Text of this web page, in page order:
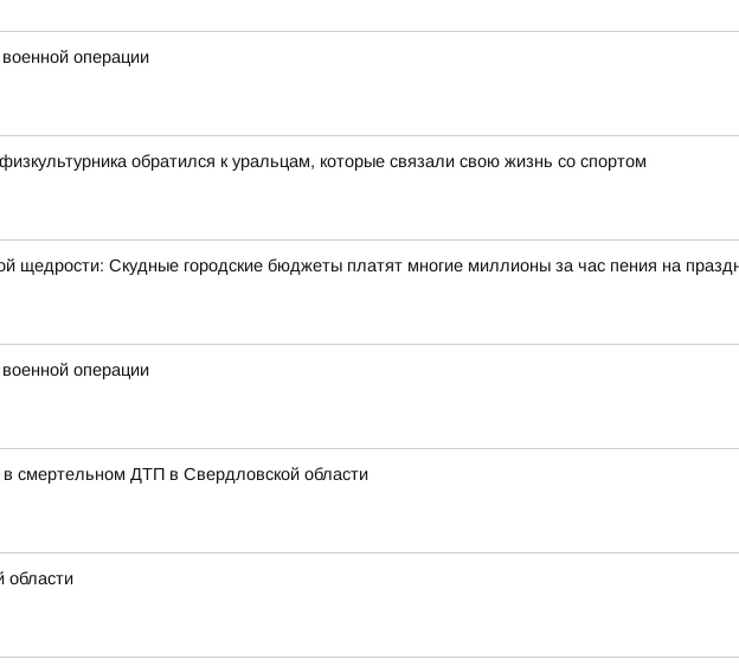
операции
обратился к уральцам, которые связали свою жизнь со спортом
щедрости: Скудные городские бюджеты платят многие миллионы за час пения на
операции
в смертельном ДТП в Свердловской области
области